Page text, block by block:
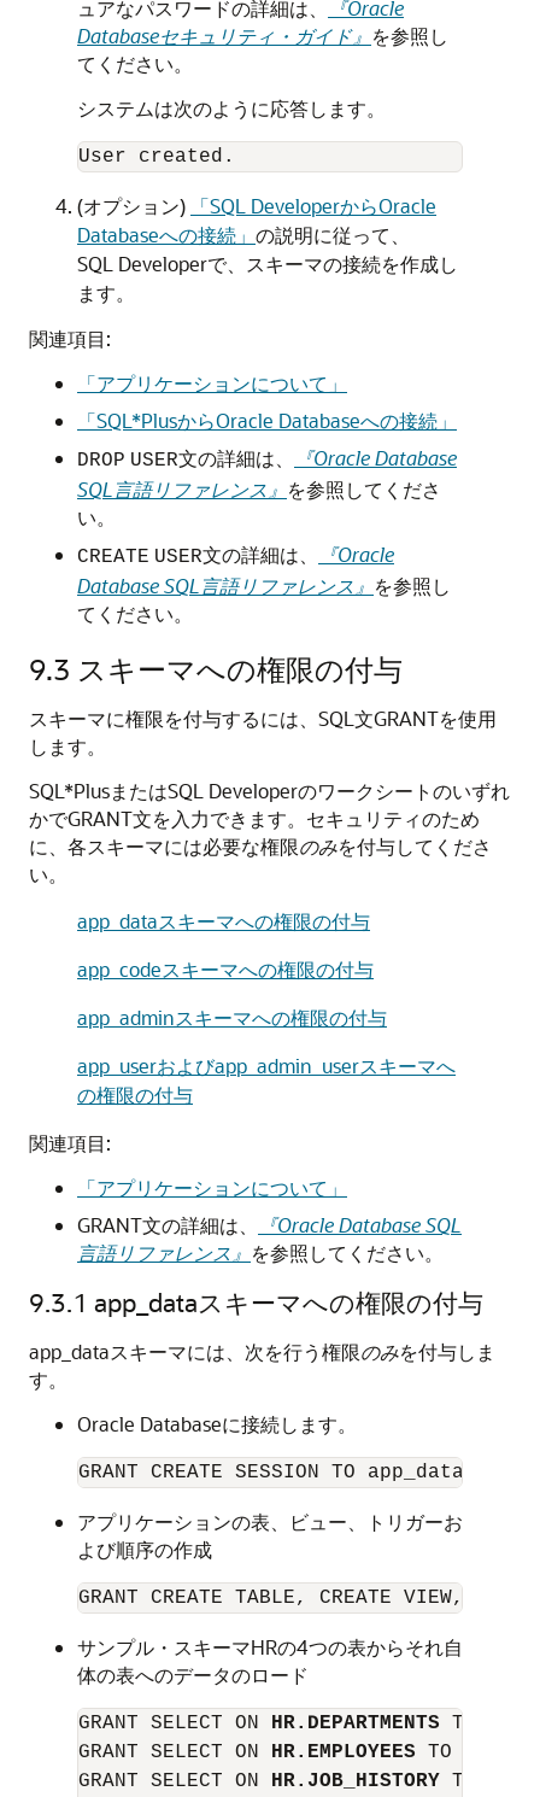
ュアなパスワードの詳細は、
『Oracle
Databaseセキュリティ・ガイド』 を参照し
てください。
システムは次のように応答します。
(オプション)
「SQL DeveloperからOracle
Databaseへの接続」 の説明に従って、
SQL Developerで、スキーマの接続を作成し
ます。
関連項目:
「アプリケーションについて」
「SQL*PlusからOracle Databaseへの接続」
DROP USER文の詳細は、
『Oracle Database
SQL言語リファレンス』 を参照してくださ
い。
CREATE USER文の詳細は、
『Oracle
Database SQL言語リファレンス』 を参照し
てください。
9.3 スキーマへの権限の付与
スキーマに権限を付与するには、SQL文GRANTを使用
します。
SQL*PlusまたはSQL Developerのワークシートのいずれ
かでGRANT文を入力できます。セキュリティのため
に、各スキーマには必要な権限のみを付与してくださ
い。
app_dataスキーマへの権限の付与
app_codeスキーマへの権限の付与
app_adminスキーマへの権限の付与
app_userおよびapp_admin_userスキーマへ
の権限の付与
関連項目:
「アプリケーションについて」
GRANT文の詳細は、
『Oracle Database SQL
言語リファレンス』 を参照してください。
9.3.1 app_dataスキーマへの権限の付与
app_dataスキーマには、次を行う権限のみを付与しま
す。
Oracle Databaseに接続します。
アプリケーションの表、ビュー、トリガーお
よび順序の作成
サンプル・スキーマHRの4つの表からそれ自
体の表へのデータのロード
GRANT SELECT ON HR.DEPARTMENTS TO
GRANT SELECT ON HR.EMPLOYEES TO
GRANT SELECT ON HR.JOB_HISTORY TO